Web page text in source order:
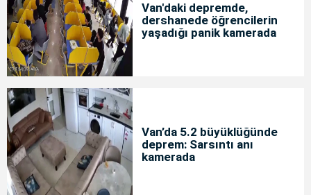
Van'daki depremde,
dershanede öğrencilerin
yaşadığı panik kamerada
Van’da 5.2 büyüklüğünde
deprem: Sarsıntı anı
kamerada